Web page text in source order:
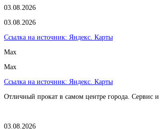
03.08.2026
03.08.2026
Ссылка на источник: Яндекс. Карты
Max
Max
Ссылка на источник: Яндекс. Карты
Отличный прокат в самом центре города. Сервис
03.08.2026